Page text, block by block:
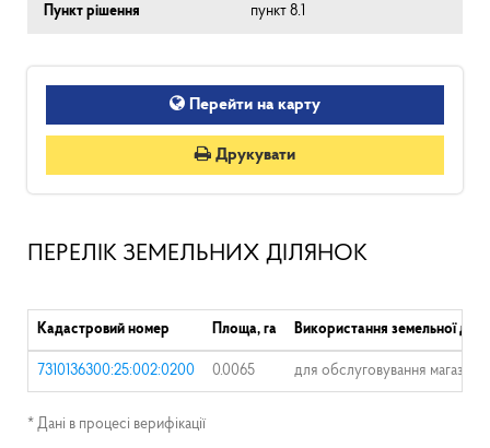
Пункт рішення пункт 8.1
Перейти на карту
Друкувати
ПЕРЕЛІК ЗЕМЕЛЬНИХ ДІЛЯНОК
Кадастровий номер Площа, га Використання земельної
7310136300:25:002:0200 0.0065 для обслуговування магазину
* Дані в процесі верифікації